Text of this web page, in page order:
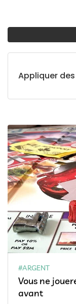
Appliquer
#ARGENT
Vous ne
avant